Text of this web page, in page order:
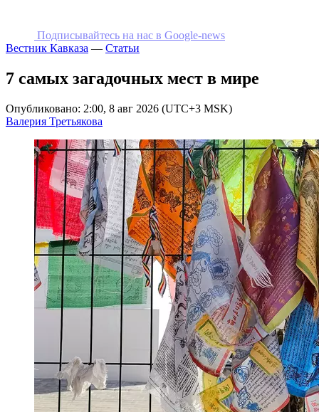
Подписывайтесь на наc в Google-news
Вестник Кавказа — Статьи
7 самых загадочных мест в мире
Опубликовано: 2:00, 8 авг 2026 (UTC+3 MSK)
Валерия Третьякова